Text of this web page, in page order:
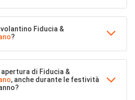
Fiducia &
?
di Fiducia &
, anche durante le festività